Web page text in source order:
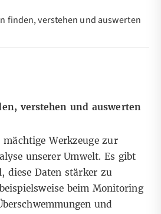
finden, verstehen und auswerten
verstehen und auswerten
Werkzeuge zur
unserer Umwelt. Es gibt
diese Daten stärker zu
beim Monitoring
und